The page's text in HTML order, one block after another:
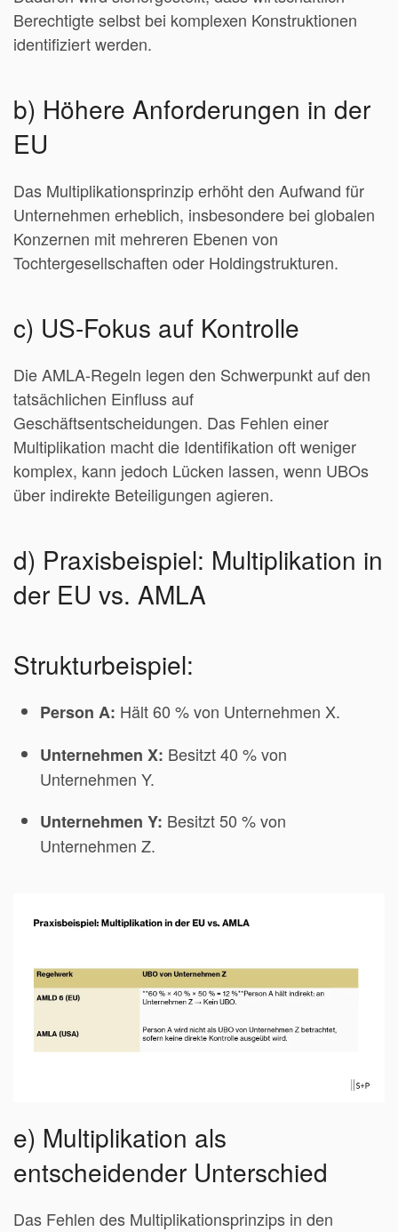
Berechtigte selbst bei komplexen Konstruktionen
identifiziert werden.
b) Höhere Anforderungen in der
EU
Das Multiplikationsprinzip erhöht den Aufwand für
Unternehmen erheblich, insbesondere bei globalen
Konzernen mit mehreren Ebenen von
Tochtergesellschaften oder Holdingstrukturen.
c) US-Fokus auf Kontrolle
Die AMLA-Regeln legen den Schwerpunkt auf den
tatsächlichen Einfluss auf
Geschäftsentscheidungen. Das Fehlen einer
Multiplikation macht die Identifikation oft weniger
komplex, kann jedoch Lücken lassen, wenn UBOs
über indirekte Beteiligungen agieren.
d) Praxisbeispiel: Multiplikation in
der EU vs. AMLA
Strukturbeispiel:
Person A: Hält 60 % von Unternehmen X.
Unternehmen X: Besitzt 40 % von
Unternehmen Y.
Unternehmen Y: Besitzt 50 % von
Unternehmen Z.
e) Multiplikation als
entscheidender Unterschied
Das Fehlen des Multiplikationsprinzips in den